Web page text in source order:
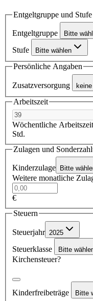
Entgeltgruppe und Stufe
Entgeltgruppe Bitte
Stufe Bitte wählen
Persönliche Angaben
Zusatzversorgung keine
Arbeitszeit
Wöchentliche Arbeitszeit
Std.
Zulagen und
Kinderzulage Bitte
Weitere monatliche
€
Steuern
Steuerjahr 2025
Steuerklasse Bitte
Kirchensteuer?
Kinderfreibeträge Bitte